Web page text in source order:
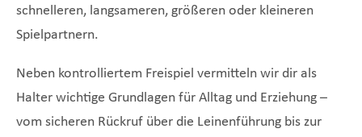
schnelleren, langsameren, größeren oder kleineren
Spielpartnern.
Neben kontrolliertem Freispiel vermitteln wir dir als
Halter wichtige Grundlagen für Alltag und Erziehung –
vom sicheren Rückruf über die Leinenführung bis zur